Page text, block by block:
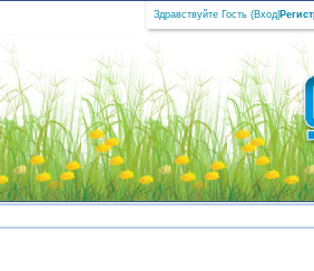
Здравствуйте Гость (Вход